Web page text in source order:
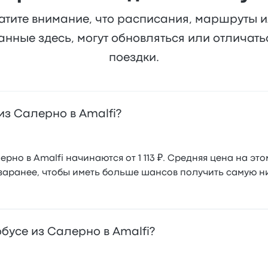
внимание, что расписания, маршруты
здесь, могут обновляться или
поездки.
Салерно в Amalfi?
в Amalfi начинаются от 1 113 ₽. Средняя цена на
чтобы иметь больше шансов получить самую
из Салерно в Amalfi?